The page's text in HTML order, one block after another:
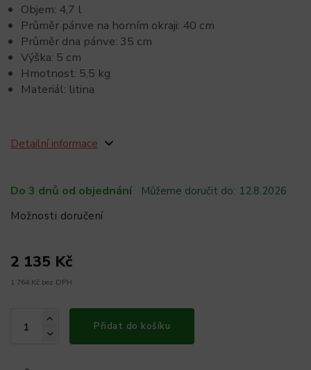
Do 3 dnů od objednání Můžeme doručit do: 12.8.2026
Možnosti doručení
2 135 Kč
1 764 Kč bez DPH
Přidat do košíku
Objem: 4,7 l
Průměr pánve na horním okraji: 40 cm
Průměr dna pánve: 35 cm
Výška: 5 cm
Hmotnost: 5,5 kg
Materiál: litina
Detailní informace